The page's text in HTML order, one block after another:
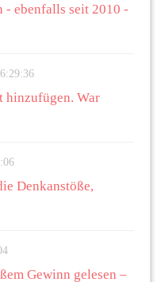
- ebenfalls seit 2010 -
hinzufügen. War
Denkanstöße,
Gewinn gelesen –